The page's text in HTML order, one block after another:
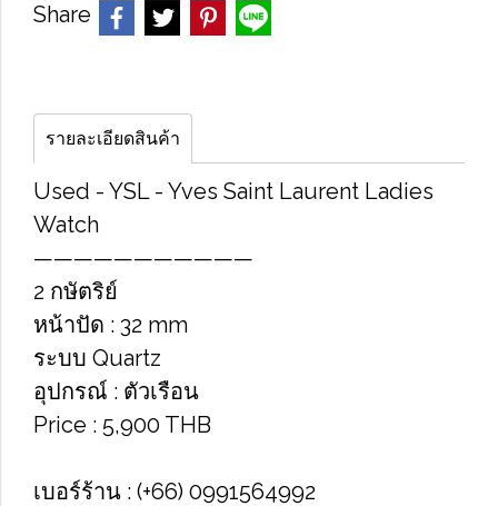
Share
รายละเอียดสินค้า
Used -​ YSL - Yves Saint Laurent Ladies
Watch
———————————
2 กษัตริย์
หน้าปัด : 32 mm
ระบบ Quartz
อุปกรณ์ : ตัวเรือน
Price​ : 5,900​ THB
เบอร์ร้าน : (+66) 0991564992